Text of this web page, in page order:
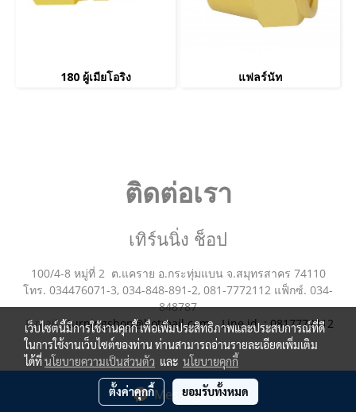
Message Us
180 ผู้เมียโอริง แฟลร์นัท
ติดต่อเรา
เทิร์นนิ่ง ช็อป
100/4-8 หมู่ที่ 2 ต.แคราย อ.กระทุ่มแบน จ.สมุทรสาคร 74110
โทร. 034476071-3, 034-848-891-2, 081-7772112 แฟ็กซ์. 034-
848787
E mail :turningshop@hotmail.com , Line id : 0817772112
© Copyright 2016 All Rights Reserved. gafitting.co.th
เว็บไซต์นี้มีการใช้งานคุกกี้ เพื่อเพิ่มประสิทธิภาพและประสบการณ์ที่ดี
ในการใช้งานเว็บไซต์ของท่าน ท่านสามารถอ่านรายละเอียดเพิ่มเติม
ได้ที่นโยบายความเป็นส่วนตัว และ นโยบายคุกกี้
ตั้งค่าคุกกี้ ยอมรับทั้งหมด